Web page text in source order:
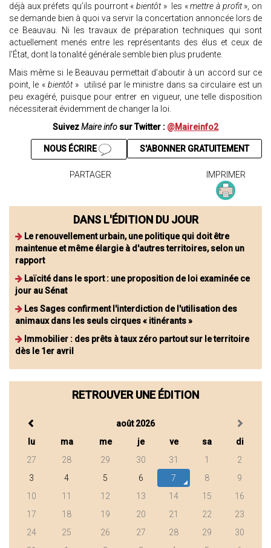
déjà aux préfets qu’ils pourront « bientôt » les «mettre à profit», on
se demande bien à quoi va servir la concertation annoncée lors de
ce Beauvau. Ni les travaux de préparation techniques qui sont
actuellement menés entre les représentants des élus et ceux de
l'État, dont la tonalité générale semble bien plus prudente.
Mais même si le Beauvau permettait d’aboutir à un accord sur ce
point, le «bientôt » utilisé par le ministre dans sa circulaire est un
peu exagéré, puisque pour entrer en vigueur, une telle disposition
nécessiterait évidemment de changer la loi.
SuivezMaire info sur Twitter : @Maireinfo2
S'ABONNER GRATUITEMENT
NOUS ÉCRIRE
PARTAGER IMPRIMER
DANS L'ÉDITION DU JOUR
Le renouvellement urbain, une politique qui doit être
maintenue et même élargie à d'autres territoires, selon un
rapport
Laïcité dans le sport : une proposition de loi examinée ce
jour au Sénat
Les Sages confirment l'interdiction de l'utilisation des
animaux dans les seuls cirques « itinérants »
Immobilier : des prêts à taux zéro partout sur le territoire
dès le 1er avril
RETROUVER UNE ÉDITION
août 2026
lu
ma me je ve sa
di
27
28 29 30 31 1
2
3
4 5 6 7 8
9
10
11 12 13 14 15
16
17
18 19 20 21 22
23
24
25 26 27 28 29
30